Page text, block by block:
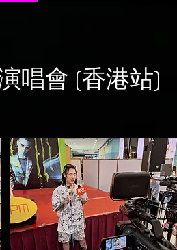
唱會 (香港站)